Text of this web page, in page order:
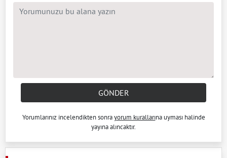
GÖNDER
Yorumlarınız incelendikten sonrayorum kurallarına uyması halinde
yayına alıncaktır.